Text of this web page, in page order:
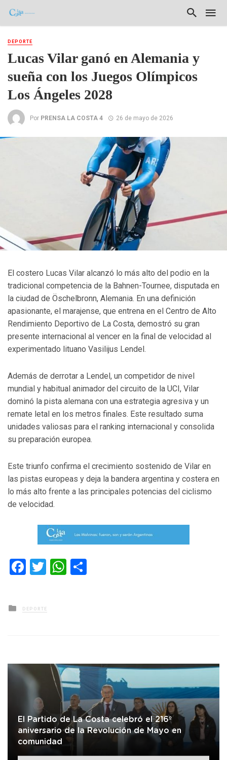
DEPORTE
Lucas Vilar ganó en Alemania y
sueña con los Juegos Olímpicos
Los Ángeles 2028
Por PRENSA LA COSTA 4 26 de mayo de 2026
El costero Lucas Vilar alcanzó lo más alto del podio en la
tradicional competencia de la Bahnen-Tournee, disputada en
la ciudad de Öschelbronn, Alemania. En una definición
apasionante, el marajense, que entrena en el Centro de Alto
Rendimiento Deportivo de La Costa, demostró su gran
presente internacional al vencer en la final de velocidad al
experimentado lituano Vasilijus Lendel.
Además de derrotar a Lendel, un competidor de nivel
mundial y habitual animador del circuito de la UCI, Vilar
dominó la pista alemana con una estrategia agresiva y un
remate letal en los metros finales. Este resultado suma
unidades valiosas para el ranking internacional y consolida
su preparación europea.
Este triunfo confirma el crecimiento sostenido de Vilar en
las pistas europeas y deja la bandera argentina y costera en
lo más alto frente a las principales potencias del ciclismo
de velocidad.
Facebook
TwitterWhatsApp
Posted
in
DEPORTE
El Partido de La Costa celebró el 216º
aniversario de la Revolución de Mayo en
comunidad